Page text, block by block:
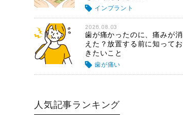
インプラント
2026.08.03
歯が痛かったのに、痛みが消
えた？放置する前に知ってお
きたいこと
歯が痛い
人気記事ランキング